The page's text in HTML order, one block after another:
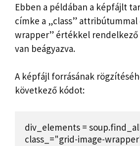
Ebben a példában a képfájlt
címke a „class” attribútummal
wrapper” értékkel rendelkező
van beágyazva.
A képfájl forrásának
következő kódot:
div_elements =
class_="grid-image-